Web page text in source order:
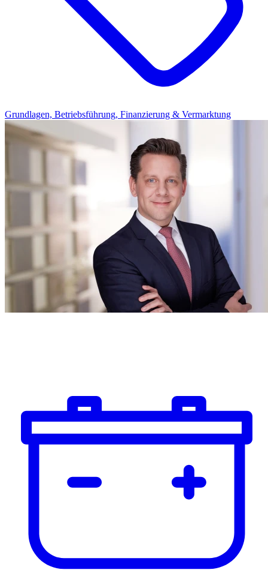
Grundlagen, Betriebsführung, Finanzierung & Vermarktung